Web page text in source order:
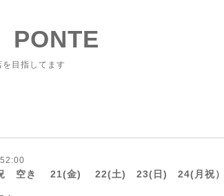
PONTE
目指してます
況 空き 21(金) 22(土) 23(日) 24(月祝